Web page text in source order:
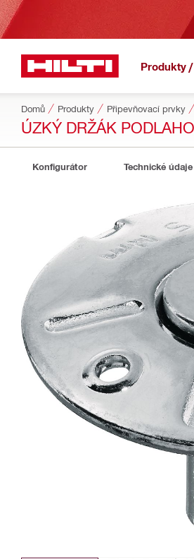
Produkty
Domů Produkty Připevňovací prvky
ÚZKÝ DRŽÁK
Konfigurátor Technické údaje